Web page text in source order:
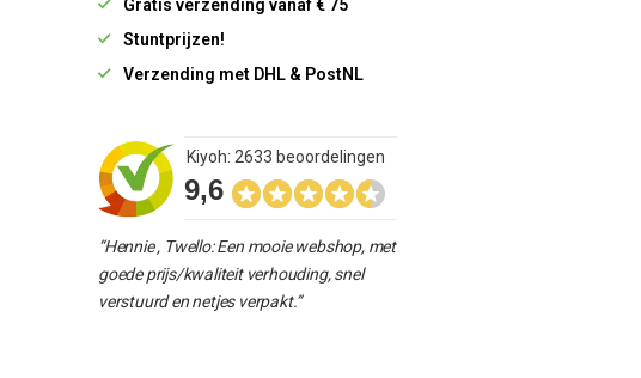
Gratis verzending vanaf € 75
Stuntprijzen!
Verzending met DHL & PostNL
9,6
Kiyoh: 2633 beoordelingen
“Hennie , Twello: Een mooie webshop, met
goede prijs/kwaliteit verhouding, snel
verstuurd en netjes verpakt.”